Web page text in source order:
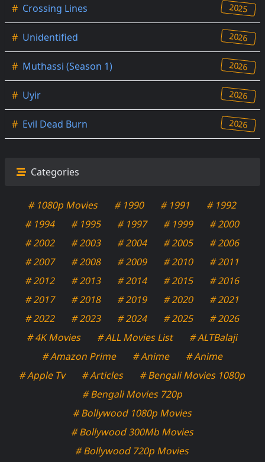
# Crossing Lines 2025
# Unidentified 2026
# Muthassi (Season 1) 2026
# Uyir 2026
# Evil Dead Burn 2026
Categories
# 1080p Movies # 1990 # 1991
# 1992
# 1994
# 1995 # 1997 # 1999
# 2000
# 2002
# 2003 # 2004 # 2005
# 2006
# 2007
# 2008 # 2009 # 2010
# 2011
# 2012
# 2013 # 2014 # 2015
# 2016
# 2017
# 2018 # 2019 # 2020
# 2021
# 2022
# 2023 # 2024 # 2025
# 2026
# 4K Movies
# ALL Movies List
# ALTBalaji
# Amazon Prime
# Anime
# Anime
# Apple Tv
# Articles
# Bengali Movies 1080p
# Bengali Movies 720p
# Bollywood 1080p Movies
# Bollywood 300Mb Movies
# Bollywood 720p Movies